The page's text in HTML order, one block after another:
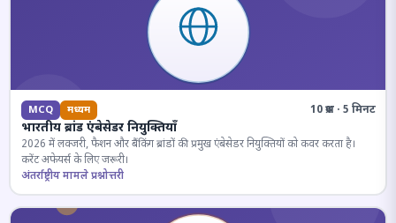
MCQ मध्यम 10 प्रश्न · 5 मिनट
भारतीय ब्रांड एंबेसेडर नियुक्तियाँ
2026 में लक्जरी, फैशन और बैंकिंग ब्रांडों की प्रमुख एंबेसेडर नियुक्तियों को कवर करता है।
करेंट अफेयर्स के लिए जरूरी।
अंतर्राष्ट्रीय मामले प्रश्नोत्तरी